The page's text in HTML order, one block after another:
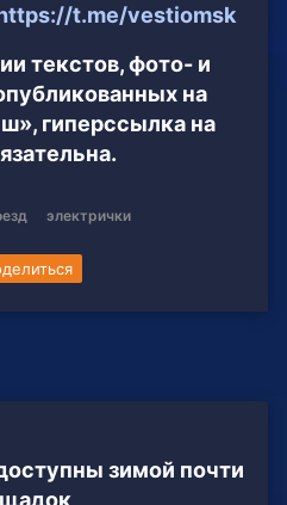
t.me/vestiomsk
текстов, фото- и
на
гиперссылка на
электрички
зимой почти